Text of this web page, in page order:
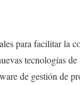
para facilitar la
tecnologías
de gestión de